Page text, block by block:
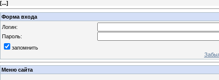
[...]
Форма входа
Логин:
Пароль:
запомнить
Меню сайта